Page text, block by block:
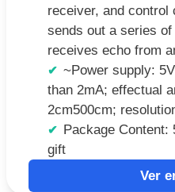
receiver, and
sends out a series
receives echo from
~Power supply:
than 2mA; effectual
2cm500cm;
Package
gift
Ver